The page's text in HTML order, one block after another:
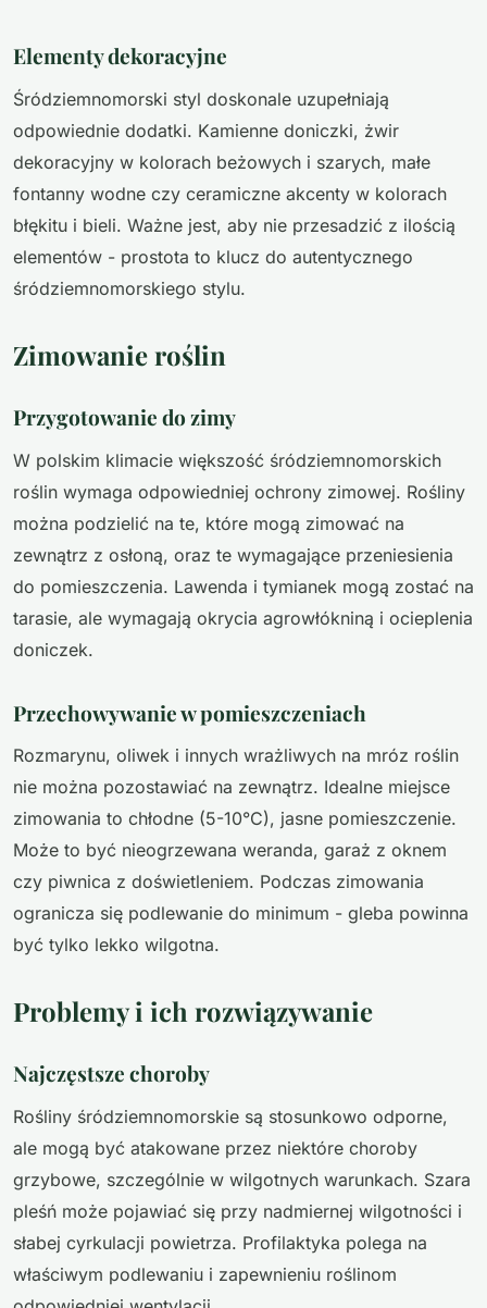
Elementy dekoracyjne
Śródziemnomorski styl doskonale uzupełniają
odpowiednie dodatki. Kamienne doniczki, żwir
dekoracyjny w kolorach beżowych i szarych, małe
fontanny wodne czy ceramiczne akcenty w kolorach
błękitu i bieli. Ważne jest, aby nie przesadzić z ilością
elementów - prostota to klucz do autentycznego
śródziemnomorskiego stylu.
Zimowanie roślin
Przygotowanie do zimy
W polskim klimacie większość śródziemnomorskich
roślin wymaga odpowiedniej ochrony zimowej. Rośliny
można podzielić na te, które mogą zimować na
zewnątrz z osłoną, oraz te wymagające przeniesienia
do pomieszczenia. Lawenda i tymianek mogą zostać na
tarasie, ale wymagają okrycia agrowłókniną i ocieplenia
doniczek.
Przechowywanie w pomieszczeniach
Rozmarynu, oliwek i innych wrażliwych na mróz roślin
nie można pozostawiać na zewnątrz. Idealne miejsce
zimowania to chłodne (5-10°C), jasne pomieszczenie.
Może to być nieogrzewana weranda, garaż z oknem
czy piwnica z doświetleniem. Podczas zimowania
ogranicza się podlewanie do minimum - gleba powinna
być tylko lekko wilgotna.
Problemy i ich rozwiązywanie
Najczęstsze choroby
Rośliny śródziemnomorskie są stosunkowo odporne,
ale mogą być atakowane przez niektóre choroby
grzybowe, szczególnie w wilgotnych warunkach. Szara
pleśń może pojawiać się przy nadmiernej wilgotności i
słabej cyrkulacji powietrza. Profilaktyka polega na
właściwym podlewaniu i zapewnieniu roślinom